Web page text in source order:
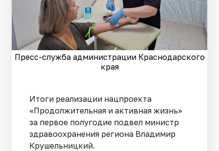
Пресс-служба администрации Краснодарского
края
Итоги реализации нацпроекта
«Продолжительная и активная жизнь»
за первое полугодие подвел министр
здравоохранения региона Владимир
Крушельницкий.